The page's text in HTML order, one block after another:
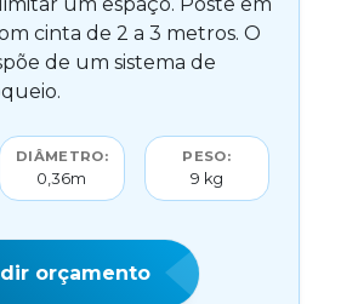
cinta de 2 a 3 metros. O
de um sistema de
DIÂMETRO:
0,36m
PESO:
9 kg
orçamento